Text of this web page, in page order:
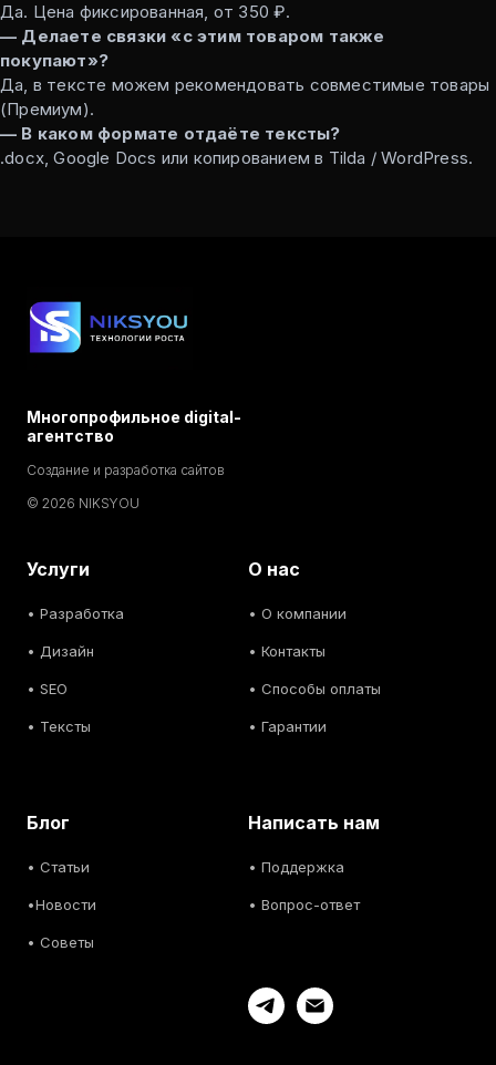
Да. Цена фиксированная, от 350 ₽.
— Делаете связки «с этим товаром также
покупают»?
Да, в тексте можем рекомендовать совместимые товары
(Премиум).
— В каком формате отдаёте тексты?
.docx, Google Docs или копированием в Tilda / WordPress.
Многопрофильное digital-
агентство
Создание и разработка сайтов
© 2026 NIKSYOU
Услуги
• Разработка
• Дизайн
• SEO
• Тексты
О нас
• О компании
• Контакты
• Способы оплаты
• Гарантии
Блог
• Статьи
•Новости
• Советы
Написать нам
• Поддержка
• Вопрос-ответ